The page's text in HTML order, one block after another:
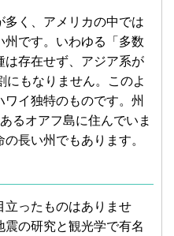
多く、アメリカの中では
州です。いわゆる「多数
は存在せず、アジア系が
にもなりません。このよ
ワイ独特のものです。州
るオアフ島に住んでいま
長い州でもあります。
立ったものはありませ
震の研究と観光学で有名